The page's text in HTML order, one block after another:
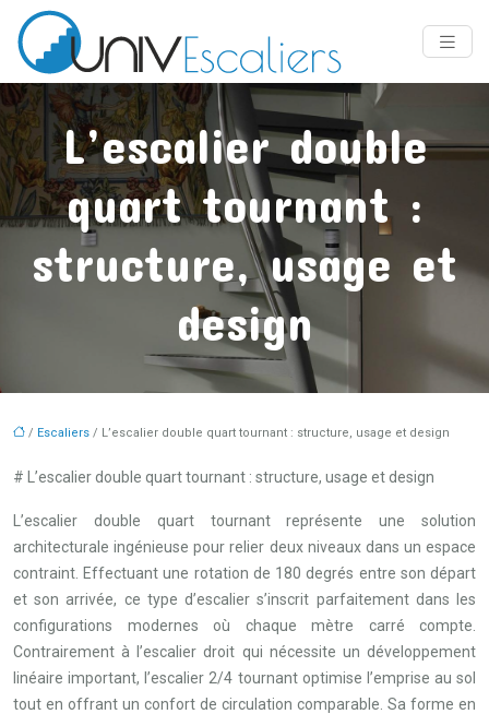
L’escalier double
quart tournant :
structure, usage et
design
/ Escaliers / L’escalier double quart tournant : structure, usage et design
# L’escalier double quart tournant : structure, usage et design
L’escalier double quart tournant représente une solution
architecturale ingénieuse pour relier deux niveaux dans un espace
contraint. Effectuant une rotation de 180 degrés entre son départ
et son arrivée, ce type d’escalier s’inscrit parfaitement dans les
configurations modernes où chaque mètre carré compte.
Contrairement à l’escalier droit qui nécessite un développement
linéaire important, l’escalier 2/4 tournant optimise l’emprise au sol
tout en offrant un confort de circulation comparable. Sa forme en